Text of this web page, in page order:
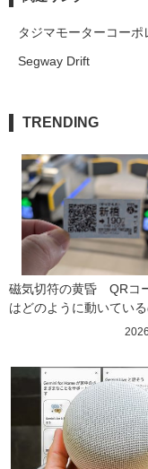
タジマモーターコーポ
Segway Drift
TRENDING
磁気切符の黄昏　QRコ
はどのように動いてい